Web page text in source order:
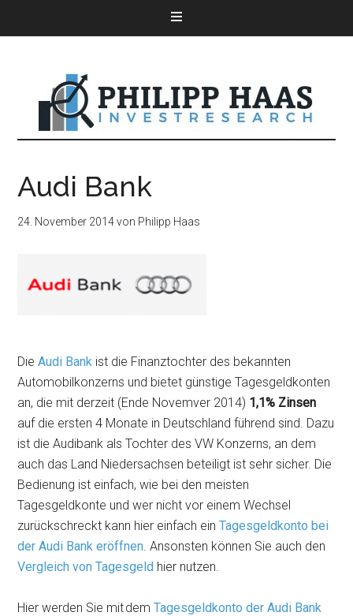
Audi Bank
24. November 2014von Philipp Haas
DieAudi Bank ist die Finanztochter des bekannten
Automobilkonzerns und bietet günstige Tagesgeldkonten
an, die mit derzeit (Ende Novemver 2014) 1,1% Zinsen
auf die ersten 4 Monate in Deutschland führend sind. Dazu
ist die Audibank als Tochter des VW Konzerns, an dem
auch das Land Niedersachsen beteiligt ist sehr sicher. Die
Bedienung ist einfach, wie bei den meisten
Tagesgeldkonte und wer nicht vor einem Wechsel
zurückschreckt kann hier einfach einTagesgeldkonto bei
der Audi Bank eröffnen . Ansonsten können Sie auch den
Vergleich von Tagesgeld hier nutzen.
Hier werden Sie mitdemTagesgeldkonto der Audi Bank